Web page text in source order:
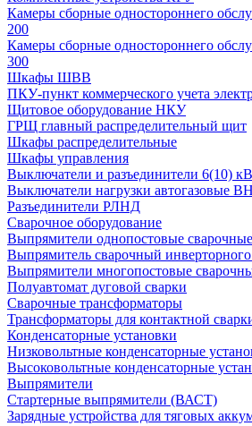
Камеры сборные одностороннего
200
Камеры сборные одностороннего
300
Шкафы ШВВ
ПКУ-пункт коммерческого учета
Щитовое оборудование НКУ
ГРЩ главный распределительный щит
Шкафы распределительные
Шкафы управления
Выключатели и разъединители 6(10) кВ
Выключатели нагрузки автогазовые
Разъединители РЛНД
Сварочное оборудование
Выпрямители однопостовые сварочные
Выпрямитель сварочный
Выпрямители многопостовые
Полуавтомат дуговой сварки
Сварочные трансформаторы
Трансформаторы для контактной
Конденсаторные установки
Низковольтные конденсаторные
Высоковольтные конденсаторные
Выпрямители
Стартерные выпрямители (ВАСТ)
Зарядные устройства для тяговых